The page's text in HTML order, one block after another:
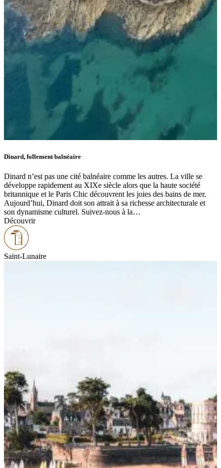
Dinard, follement balnéaire
Dinard n’est pas une cité balnéaire comme les autres. La ville se
développe rapidement au XIXe siècle alors que la haute société
britannique et le Paris Chic découvrent les joies des bains de mer.
Aujourd’hui, Dinard doit son attrait à sa richesse architecturale et
son dynamisme culturel. Suivez-nous à la…
Découvrir
Saint-Lunaire